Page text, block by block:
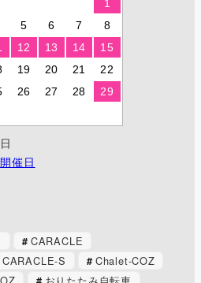
1
5 6 7
8
12 13 14
15
19 20 21
22
26 27 28
29
催日
CARACLE
CARACLE-S
Chalet-COZ
おりたたみ自転車